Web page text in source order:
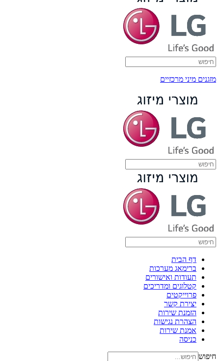
מזגנים מיני מרכזיים
דף הבית
ברימאג מערכות
תעודות ואישורים
קטלוגים ומדריכים
פרוייקטים
יצירת קשר
הזמנת שירות
הצהרת נגישות
אמנת שירות
כניסה
חיפוש